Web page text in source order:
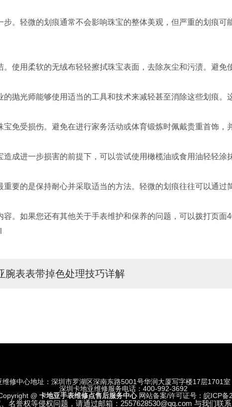
轻微的划痕通常不会影响珠宝的整体美观，但严重的划痕可
用柔软的无绒布轻轻擦拭珠宝表面，去除灰尘和污渍。避免
光师能够使用适当的工具和技术来减轻甚至消除这些划痕。
受损伤。避免在进行家务活动或体育锻炼时佩戴贵重首饰，
进一步损害的前提下，可以尝试使用橄榄油或食用油轻轻涂
的是保持耐心并采取适当的方法。轻微的划痕往往可以通过
容。如果您还有其他关于手表维护和保养的问题，可以拨打页面
腕表表带掉色处理技巧详解
维修中心地址：深圳市罗湖区深南东路5001号华润大厦写字楼17层1701室
深圳卡地亚维修服务电话：400-992-3692
@ 卡地亚手表维修点售后服务中心 网站备案/许可证号：皖ICP
名誉权等侵权问题，请通过邮箱：2557628530@qq.com 与我们联